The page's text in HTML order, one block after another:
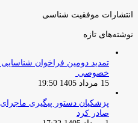
انتشارات موفقیت شناسی
نوشته‌های تازه
تمدید دومین فراخوان
خصوصی
15 مرداد 1405 19:50
صادر کرد